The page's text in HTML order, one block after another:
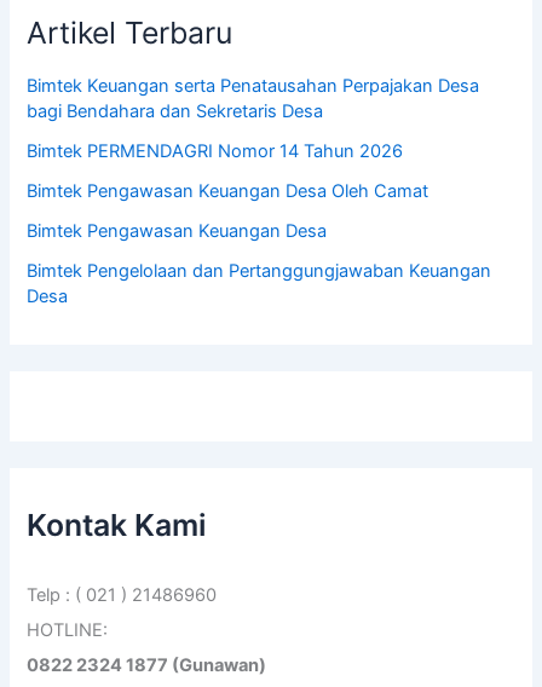
Artikel Terbaru
Bimtek Keuangan serta Penatausahan Perpajakan Desa
bagi Bendahara dan Sekretaris Desa
Bimtek PERMENDAGRI Nomor 14 Tahun 2026
Bimtek Pengawasan Keuangan Desa Oleh Camat
Bimtek Pengawasan Keuangan Desa
Bimtek Pengelolaan dan Pertanggungjawaban Keuangan
Desa
Kontak Kami
Telp : ( 021 ) 21486960
HOTLINE:
0822 2324 1877 (Gunawan)